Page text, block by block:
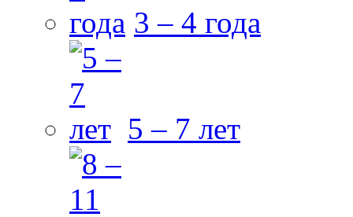
3 – 4 года
5 – 7 лет